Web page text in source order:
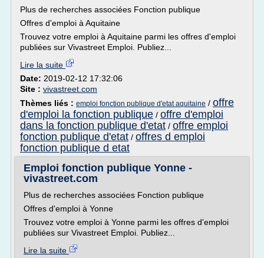
Plus de recherches associées Fonction publique
Offres d'emploi à Aquitaine
Trouvez votre emploi à Aquitaine parmi les offres d'emploi
publiées sur Vivastreet Emploi. Publiez...
Lire la suite
Date: 2019-02-12 17:32:06
Site : vivastreet.com
Thèmes liés : emploi fonction publique d'etat aquitaine / offre
d'emploi la fonction publique / offre d'emploi
dans la fonction publique d'etat / offre emploi
fonction publique d'etat / offres d emploi
fonction publique d etat
Emploi fonction publique Yonne -
vivastreet.com
Plus de recherches associées Fonction publique
Offres d'emploi à Yonne
Trouvez votre emploi à Yonne parmi les offres d'emploi
publiées sur Vivastreet Emploi. Publiez...
Lire la suite